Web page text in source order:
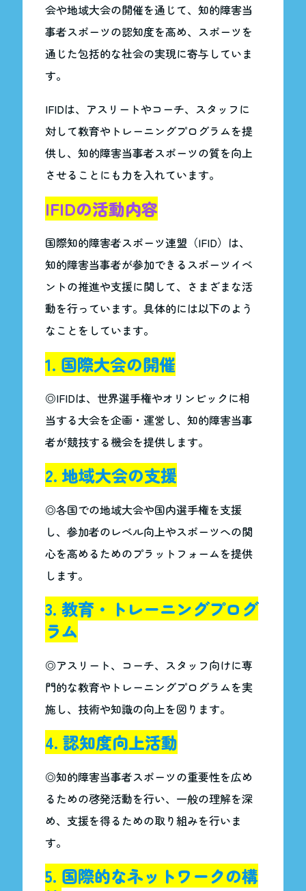
会や地域大会の開催を通じて、知的障害当
事者スポーツの認知度を高め、スポーツを
通じた包括的な社会の実現に寄与していま
す。
IFIDは、アスリートやコーチ、スタッフに
対して教育やトレーニングプログラムを提
供し、知的障害当事者スポーツの質を向上
させることにも力を入れています。
IFIDの活動内容
国際知的障害者スポーツ連盟（IFID）は、
知的障害当事者が参加できるスポーツイベ
ントの推進や支援に関して、さまざまな活
動を行っています。具体的には以下のよう
なことをしています。
1. 国際大会の開催
◎IFIDは、世界選手権やオリンピックに相
当する大会を企画・運営し、知的障害当事
者が競技する機会を提供します。
2. 地域大会の支援
◎各国での地域大会や国内選手権を支援
し、参加者のレベル向上やスポーツへの関
心を高めるためのプラットフォームを提供
します。
3. 教育・トレーニングプログ
ラム
◎アスリート、コーチ、スタッフ向けに専
門的な教育やトレーニングプログラムを実
施し、技術や知識の向上を図ります。
4. 認知度向上活動
◎知的障害当事者スポーツの重要性を広め
るための啓発活動を行い、一般の理解を深
め、支援を得るための取り組みを行いま
す。
5. 国際的なネットワークの構